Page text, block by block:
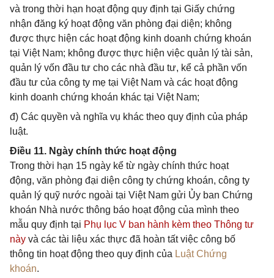
và trong thời hạn hoạt động quy định tại Giấy chứng
nhận đăng ký hoạt động văn phòng đại diện; không
được thực hiện các hoạt động kinh doanh chứng khoán
tại Việt Nam; không được thực hiện việc quản lý tài sản,
quản lý vốn đầu tư cho các nhà đầu tư, kể cả phần vốn
đầu tư của công ty mẹ tại Việt Nam và các hoạt động
kinh doanh chứng khoán khác tại Việt Nam;
đ) Các quyền và nghĩa vụ khác theo quy định của pháp
luật.
Điều 11. Ngày chính thức hoạt động
Trong thời hạn 15 ngày kể từ ngày chính thức hoạt
động, văn phòng đại diện công ty chứng khoán, công ty
quản lý quỹ nước ngoài tại Việt Nam gửi Ủy ban Chứng
khoán Nhà nước thông báo hoạt động của mình theo
mẫu quy định tại Phụ lục V ban hành kèm theo Thông tư
này và các tài liệu xác thực đã hoàn tất việc công bố
thông tin hoạt động theo quy định của Luật Chứng
khoán.